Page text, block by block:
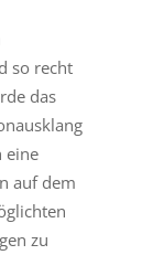
so recht
das
eine
auf dem
zu